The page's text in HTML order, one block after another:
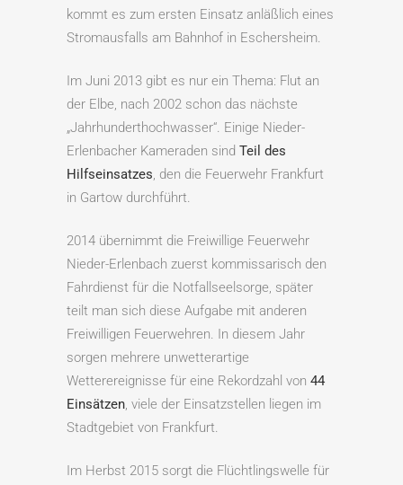
kommt es zum ersten Einsatz anläßlich eines
Stromausfalls am Bahnhof in Eschersheim.
Im Juni 2013 gibt es nur ein Thema: Flut an
der Elbe, nach 2002 schon das nächste
„Jahrhunderthochwasser“. Einige Nieder-
Erlenbacher Kameraden sind Teil des
Hilfseinsatzes, den die Feuerwehr Frankfurt
in Gartow durchführt.
2014 übernimmt die Freiwillige Feuerwehr
Nieder-Erlenbach zuerst kommissarisch den
Fahrdienst für die Notfallseelsorge, später
teilt man sich diese Aufgabe mit anderen
Freiwilligen Feuerwehren. In diesem Jahr
sorgen mehrere unwetterartige
Wetterereignisse für eine Rekordzahl von 44
Einsätzen, viele der Einsatzstellen liegen im
Stadtgebiet von Frankfurt.
Im Herbst 2015 sorgt die Flüchtlingswelle für